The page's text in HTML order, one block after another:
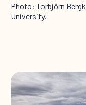
Photo: Torbjörn
University.